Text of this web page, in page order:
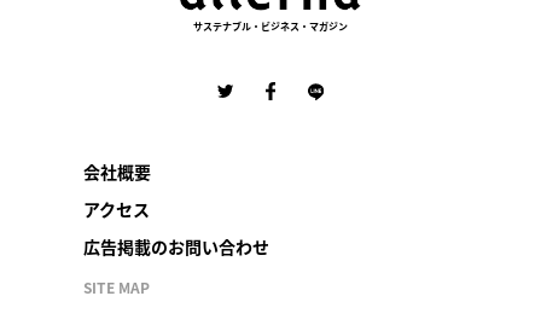
サステナブル・ビジネス・マガジン
会社概要
アクセス
広告掲載のお問い合わせ
SITE MAP